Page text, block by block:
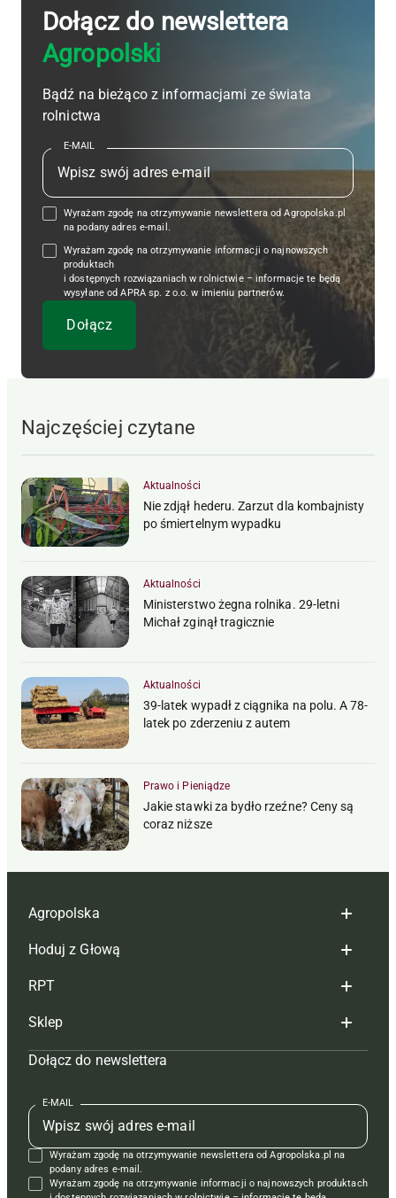
Dołącz do newslettera
Agropolski
Bądź na bieżąco z informacjami ze świata
rolnictwa
E-MAIL
Wyrażam zgodę na otrzymywanie newslettera od Agropolska.pl
na podany adres e-mail.
Wyrażam zgodę na otrzymywanie informacji o najnowszych
produktach
i dostępnych rozwiązaniach w rolnictwie – informacje te będą
wysyłane od APRA sp. z o.o. w imieniu partnerów.
Najczęściej czytane
Aktualności
Nie zdjął hederu. Zarzut dla kombajnisty
po śmiertelnym wypadku
Aktualności
Ministerstwo żegna rolnika. 29-letni
Michał zginął tragicznie
Aktualności
39-latek wypadł z ciągnika na polu. A 78-
latek po zderzeniu z autem
Prawo i Pieniądze
Jakie stawki za bydło rzeźne? Ceny są
coraz niższe
Agropolska
Redakcja
Reklama
Tagi
Mapa serwisu
Kontakt
Regulamin
Polityka prywatności
Hoduj z Głową
Hoduj z głową bydło
Hoduj z głową świnie
Prenumerata
Redakcja
Kontakt
Reklama
RPT
Redakcja
Prenumerata
Reklama
Kontakt
Krzyżówki
Sklep
Czasopisma i prenumerata
Książki
Regulamin
Dołącz do newslettera
E-MAIL
Wyrażam zgodę na otrzymywanie newslettera od Agropolska.pl na
podany adres e-mail.
Wyrażam zgodę na otrzymywanie informacji o najnowszych produktach